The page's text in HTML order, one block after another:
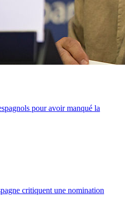
pour avoir manqué la
critiquent une nomination